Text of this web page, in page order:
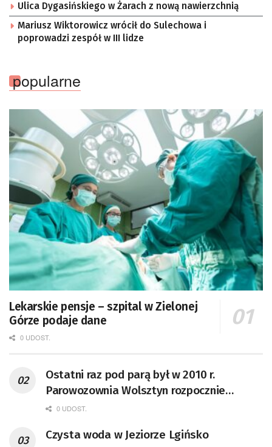
Ulica Dygasińskiego w Żarach z nową nawierzchnią
Mariusz Wiktorowicz wrócił do Sulechowa i
poprowadzi zespół w III lidze
popularne
Lekarskie pensje – szpital w Zielonej
Górze podaje dane
0 UDOST.
Ostatni raz pod parą był w 2010 r.
Parowozownia Wolsztyn rozpocznie
remont unikatowego Tr5-65
0 UDOST.
Czysta woda w Jeziorze Lgińsko